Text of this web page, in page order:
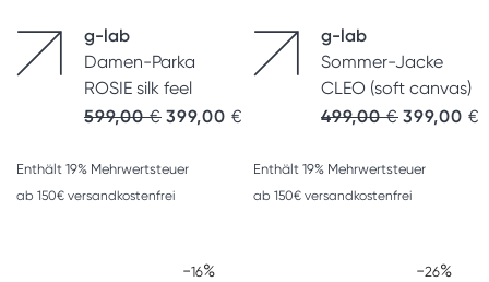
g-lab
Damen-Parka
ROSIE silk feel
599,00€ 399,00 €
Enthält 19% Mehrwertsteuer
ab 150€ versandkostenfrei
g-lab
Sommer-Jacke
CLEO (soft canvas)
499,00€ 399,00 €
Enthält 19% Mehrwertsteuer
ab 150€ versandkostenfrei
-16% -26%